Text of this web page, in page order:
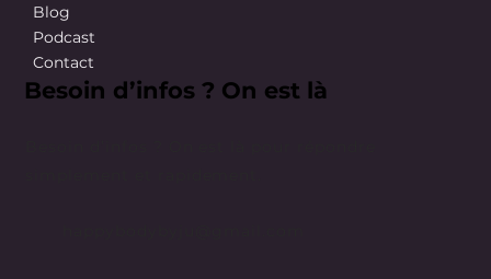
Blog
Podcast
Contact
Besoin d’infos ? On est là